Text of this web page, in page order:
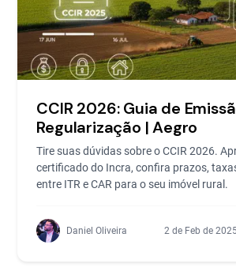
CCIR 2026: Guia de
Regularização | Aegro
Tire suas dúvidas sobre o CCIR 2026.
certificado do Incra, confira prazos,
entre ITR e CAR para o seu imóvel rural.
Daniel Oliveira 2 de Feb de